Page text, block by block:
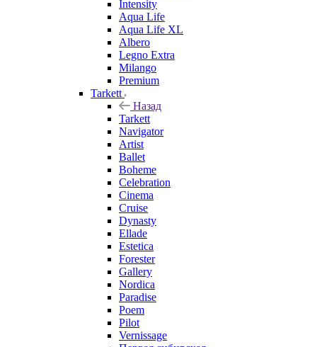
Intensity
Aqua Life
Aqua Life XL
Albero
Legno Extra
Milango
Premium
Tarkett
Назад
Tarkett
Navigator
Artist
Ballet
Boheme
Celebration
Cinema
Cruise
Dynasty
Ellade
Estetica
Forester
Gallery
Nordica
Paradise
Poem
Pilot
Vernissage